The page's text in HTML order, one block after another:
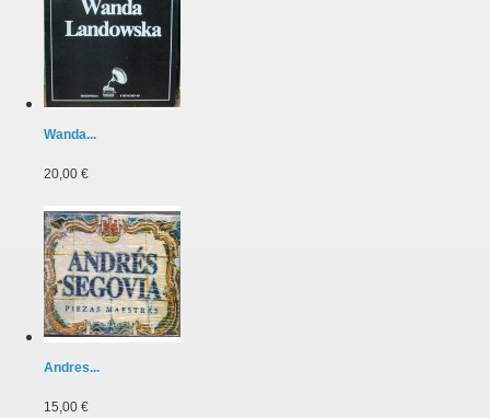
Wanda...
20,00 €
Andres...
15,00 €